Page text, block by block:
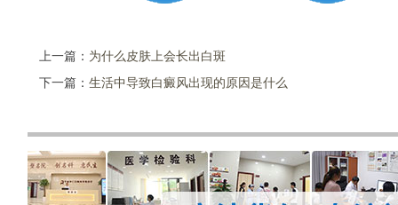
上一篇： 为什么皮肤上会长出白斑
下一篇： 生活中导致白癜风出现的原因是什么